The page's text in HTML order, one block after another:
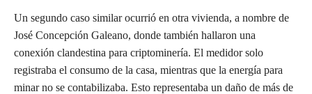
Un segundo caso similar ocurrió en otra vivienda, a nombre de
José Concepción Galeano, donde también hallaron una
conexión clandestina para criptominería. El medidor solo
registraba el consumo de la casa, mientras que la energía para
minar no se contabilizaba. Esto representaba un daño de más de